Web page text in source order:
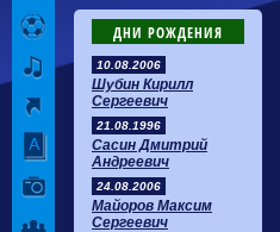
ДНИ РОЖДЕНИЯ
10.08.2006
Шубин Кирилл
Сергеевич
21.08.1996
Сасин Дмитрий
Андреевич
24.08.2006
Майоров Максим
Сергеевич